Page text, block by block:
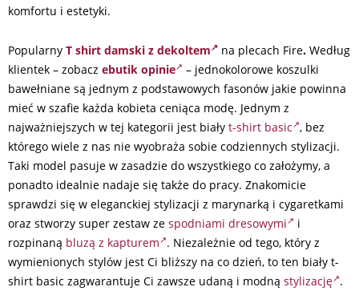
komfortu i estetyki.
Popularny T shirt damski z dekoltem na plecach Fire. Według
klientek – zobacz ebutik opinie
– jednokolorowe koszulki
bawełniane są jednym z podstawowych fasonów jakie powinna
mieć w szafie każda kobieta ceniąca modę. Jednym z
najważniejszych w tej kategorii jest biały t-shirt basic , bez
którego wiele z nas nie wyobraża sobie codziennych stylizacji.
Taki model pasuje w zasadzie do wszystkiego co założymy, a
ponadto idealnie nadaje się także do pracy. Znakomicie
sprawdzi się w eleganckiej stylizacji z marynarką i cygaretkami
oraz stworzy super zestaw ze spodniami dresowymi
i
rozpinaną bluzą z kapturem . Niezależnie od tego, który z
wymienionych stylów jest Ci bliższy na co dzień, to ten biały t-
shirt basic zagwarantuje Ci zawsze udaną i modną stylizację .